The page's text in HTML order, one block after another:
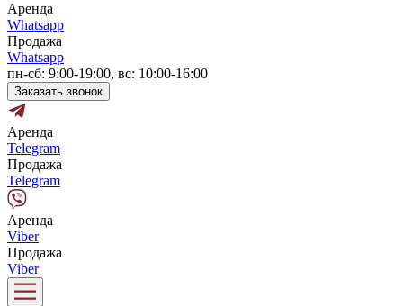
Аренда
Whatsapp
Продажа
Whatsapp
пн-сб: 9:00-19:00, вс: 10:00-16:00
Заказать звонок
Аренда
Telegram
Продажа
Telegram
Аренда
Viber
Продажа
Viber